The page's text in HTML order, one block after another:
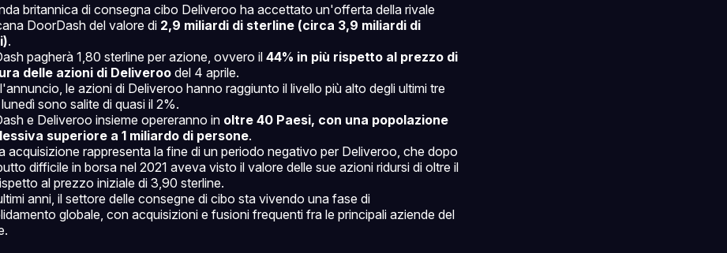
britannica di consegna cibo Deliveroo ha accettato un'offerta della rivale
DoorDash del valore di 2,9 miliardi di sterline (circa 3,9 miliardi di
.
pagherà 1,80 sterline per azione, ovvero il 44% in più rispetto al prezzo di
delle azioni di Deliveroo del 4 aprile.
le azioni di Deliveroo hanno raggiunto il livello più alto degli ultimi tre
sono salite di quasi il 2%.
e Deliveroo insieme opereranno in oltre 40 Paesi, con una popolazione
superiore a 1 miliardo di persone.
acquisizione rappresenta la fine di un periodo negativo per Deliveroo, che dopo
difficile in borsa nel 2021 aveva visto il valore delle sue azioni ridursi di oltre il
al prezzo iniziale di 3,90 sterline.
anni, il settore delle consegne di cibo sta vivendo una fase di
globale, con acquisizioni e fusioni frequenti fra le principali aziende del